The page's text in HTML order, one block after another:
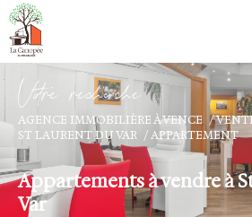
Vore recece
AGENCE IMMOBILIÈRE À VENCE
ST LAURENT DU VAR
APPARTEMENT
Appartements à vendre à
Var